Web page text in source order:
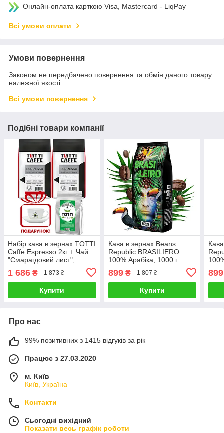
Онлайн-оплата карткою Visa, Mastercard - LiqPay
Всі умови оплати
Умови повернення
Законом не передбачено повернення та обмін даного товару
належної якості
Всі умови повернення
Подібні товари компанії
Набір кава в зернах TOTTI
Caffe Espresso 2кг + Чай
"Смарагдовий лист",
1 686 ₴ 1 873 ₴
Купити
Кава в зернах Beans
Republic BRASILIERO
100% Арабіка, 1000 г
899₴ 1 807 ₴
Купити
899
Про нас
99% позитивних з 1415 відгуків за рік
Працює з 27.03.2020
м. Київ
Київ, Україна
Контакти
Сьогодні вихідний
Показати весь графік роботи